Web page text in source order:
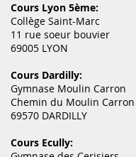
Cours Lyon 5ème:
Collège Saint-Marc
11 rue soeur bouvier
69005 LYON
Cours Dardilly:
Gymnase Moulin Carron
Chemin du Moulin Carron
69570 DARDILLY
Cours Ecully: